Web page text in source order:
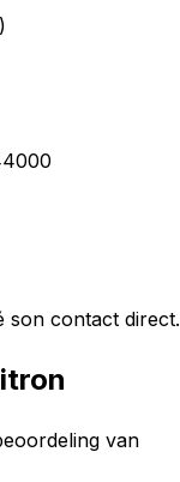
)
son contact direct.
van